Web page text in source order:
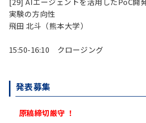
実験の方向性
飛田 北斗（熊本大学）
15:50-16:10 クロージング
発表募集
原稿締切厳守 ！